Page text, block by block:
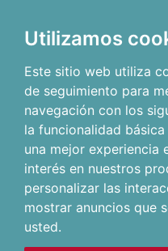
Utilizamos
Este sitio web utiliza
de seguimiento para
navegación con los
la funcionalidad
una mejor experiencia
interés en nuestros
personalizar las
mostrar anuncios que
usted.